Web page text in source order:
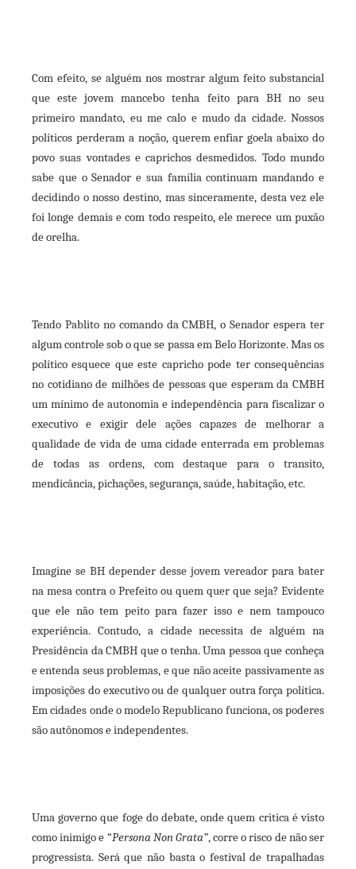
Com efeito, se alguém nos mostrar algum feito substancial
que este jovem mancebo tenha feito para BH no seu
primeiro mandato, eu me calo e mudo da cidade. Nossos
políticos perderam a noção, querem enfiar goela abaixo do
povo suas vontades e caprichos desmedidos. Todo mundo
sabe que o Senador e sua família continuam mandando e
decidindo o nosso destino, mas sinceramente, desta vez ele
foi longe demais e com todo respeito, ele merece um puxão
de orelha.
Tendo Pablito no comando da CMBH, o Senador espera ter
algum controle sob o que se passa em Belo Horizonte. Mas os
político esquece que este capricho pode ter consequências
no cotidiano de milhões de pessoas que esperam da CMBH
um mínimo de autonomia e independência para fiscalizar o
executivo e exigir dele ações capazes de melhorar a
qualidade de vida de uma cidade enterrada em problemas
de todas as ordens, com destaque para o transito,
mendicância, pichações, segurança, saúde, habitação, etc.
Imagine se BH depender desse jovem vereador para bater
na mesa contra o Prefeito ou quem quer que seja? Evidente
que ele não tem peito para fazer isso e nem tampouco
experiência. Contudo, a cidade necessita de alguém na
Presidência da CMBH que o tenha. Uma pessoa que conheça
e entenda seus problemas, e que não aceite passivamente as
imposições do executivo ou de qualquer outra força política.
Em cidades onde o modelo Republicano funciona, os poderes
são autônomos e independentes.
Uma governo que foge do debate, onde quem critica é visto
como inimigo e “Persona Non Grata”, corre o risco de não ser
progressista. Será que não basta o festival de trapalhadas